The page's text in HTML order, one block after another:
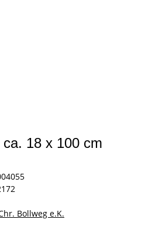
18 x 100 cm
Bollweg e.K.